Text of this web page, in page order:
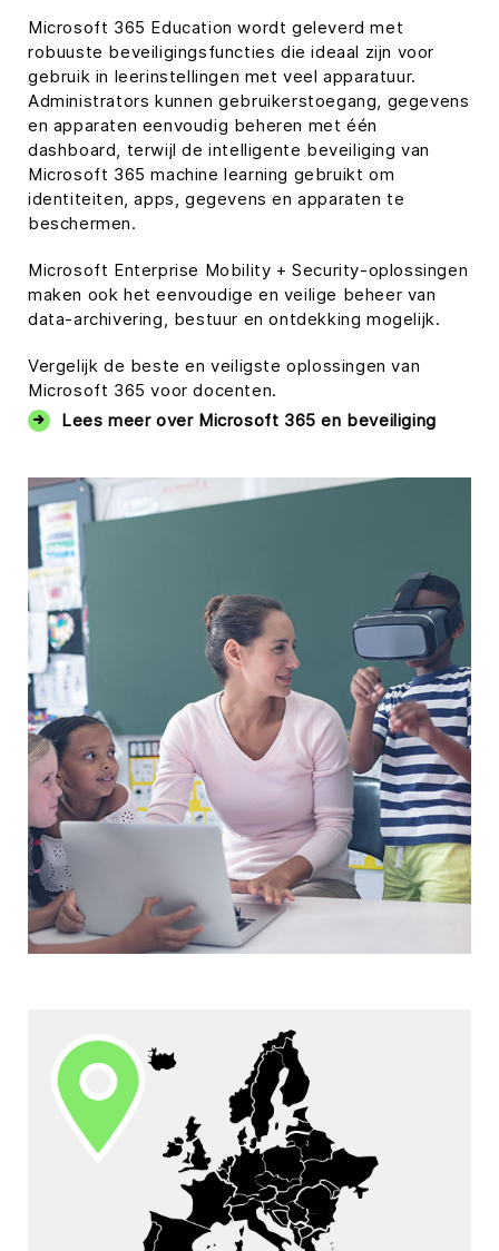
Microsoft 365 Education wordt geleverd met
robuuste beveiligingsfuncties die ideaal zijn voor
gebruik in leerinstellingen met veel apparatuur.
Administrators kunnen gebruikerstoegang, gegevens
en apparaten eenvoudig beheren met één
dashboard, terwijl de intelligente beveiliging van
Microsoft 365 machine learning gebruikt om
identiteiten, apps, gegevens en apparaten te
beschermen.
Microsoft Enterprise Mobility + Security-oplossingen
maken ook het eenvoudige en veilige beheer van
data-archivering, bestuur en ontdekking mogelijk.
Vergelijk de beste en veiligste oplossingen van
Microsoft 365 voor docenten.
Lees meer over Microsoft 365 en beveiliging